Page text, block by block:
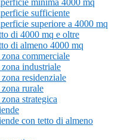
sufficiente
superiore a 4000 mq
di 4000 mq e oltre
di almeno 4000 mq
commerciale
industriale
residenziale
rurale
strategica
con tetto di almeno